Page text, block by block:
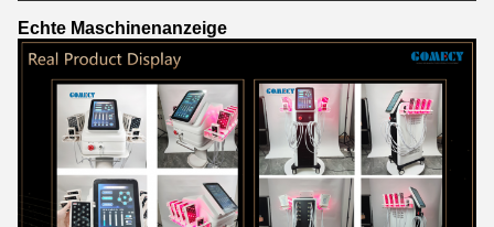
Echte Maschinenanzeige